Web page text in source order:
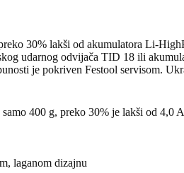
30% lakši od akumulatora Li-
udarnog odvijača TID 18 ili
je pokriven Festool servisom.
400 g, preko 30% je lakši od 4,0
laganom dizajnu